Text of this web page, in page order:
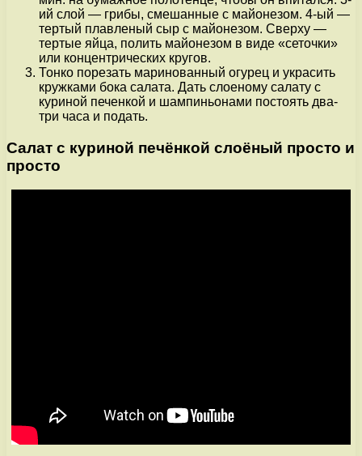
ий слой — грибы, смешанные с майонезом. 4-ый —
тертый плавленый сыр с майонезом. Сверху —
тертые яйца, полить майонезом в виде «сеточки»
или концентрических кругов.
Тонко порезать маринованный огурец и украсить
кружками бока салата. Дать слоеному салату с
куриной печенкой и шампиньонами постоять два-
три часа и подать.
Салат с куриной печёнкой слоёный просто и
просто